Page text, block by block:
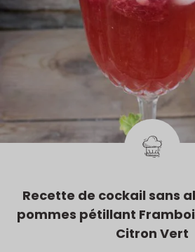
Recette de cockail sans
pommes pétillant
Citron Vert